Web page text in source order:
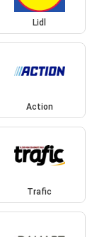
Lidl
Action
Trafic